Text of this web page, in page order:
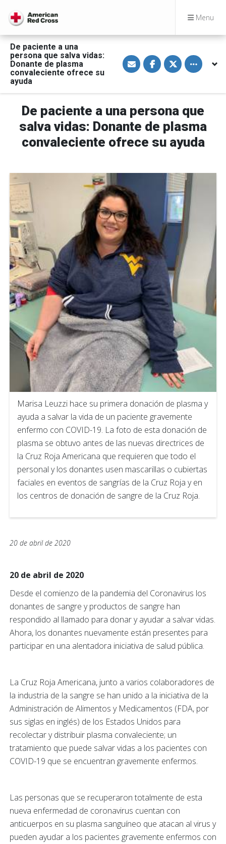
Menu
De paciente a una
persona que salva vidas:
Donante de plasma
convaleciente ofrece su
ayuda
S
h
a
v
a
E
m
a
l
S
h
a
o
F
a
e
o
o
S
h
a
o
T
w
i
t
e
r
Toggle
De paciente a una persona que
salva vidas: Donante de plasma
convaleciente ofrece su ayuda
Marisa Leuzzi hace su primera donación de plasma y
ayuda a salvar la vida de un paciente gravemente
enfermo con COVID-19. La foto de esta donación de
plasma se obtuvo antes de las nuevas directrices de
la Cruz Roja Americana que requieren que todo el
personal y los donantes usen mascarillas o cubiertas
faciales en eventos de sangrías de la Cruz Roja y en
los centros de donación de sangre de la Cruz Roja.
20 de abril de 2020
20 de abril de 2020
Desde el comienzo de la pandemia del Coronavirus los
donantes de sangre y productos de sangre han
respondido al llamado para donar y ayudar a salvar vidas.
Ahora, los donantes nuevamente están presentes para
participar en una alentadora iniciativa de salud pública.
La Cruz Roja Americana, junto a varios colaboradores de
la industria de la sangre se han unido a la iniciativa de la
Administración de Alimentos y Medicamentos (FDA, por
sus siglas en inglés) de los Estados Unidos para
recolectar y distribuir plasma convaleciente; un
tratamiento que puede salvar vidas a los pacientes con
COVID-19 que se encuentran gravemente enfermos.
Las personas que se recuperaron totalmente de esta
nueva enfermedad de coronavirus cuentan con
anticuerpos en su plasma sanguíneo que atacan al virus y
pueden ayudar a los pacientes gravemente enfermos con